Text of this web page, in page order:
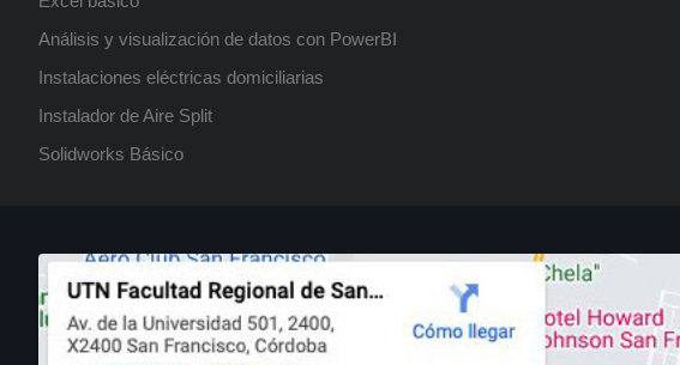
Programación
Análisis y visualización de datos con PowerBI
Instalaciones eléctricas domiciliarias
Instalador de Aire Split
Solidworks Básico